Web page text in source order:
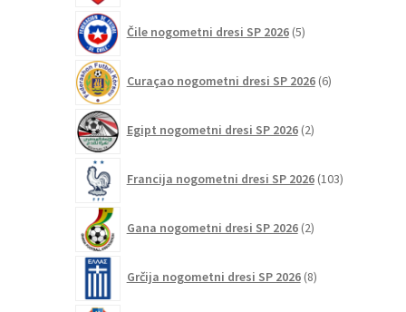
Čile nogometni dresi SP 2026 5izdelkov
Curaçao nogometni dresi SP 2026 6izdelkov
Egipt nogometni dresi SP 2026 2izdelka
Francija nogometni dresi SP 2026 103izdelki
Gana nogometni dresi SP 2026 2izdelka
Grčija nogometni dresi SP 2026 8izdelkov